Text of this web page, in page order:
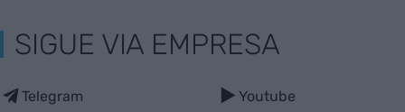
SIGUE VIA EMPRESA
Telegram Youtube